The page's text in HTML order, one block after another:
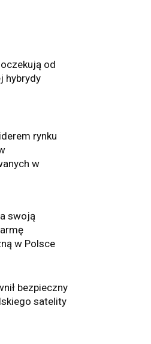
od
hybrydy
rynku
w
swoją
w Polsce
bezpieczny
satelity